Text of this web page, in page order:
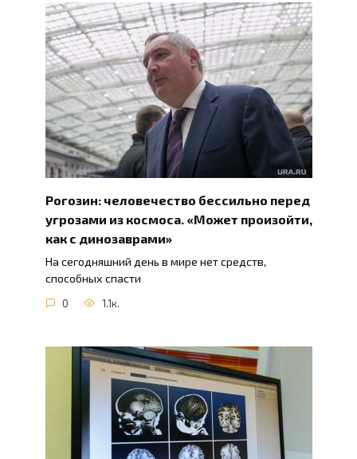
Рогозин: человечество бессильно перед
угрозами из космоса. «Может произойти,
как с динозаврами»
На сегодняшний день в мире нет средств,
способных спасти
0 1.1к.